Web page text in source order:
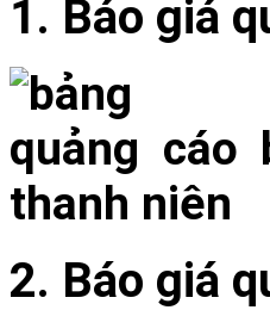
1. Báo giá
2. Báo giá